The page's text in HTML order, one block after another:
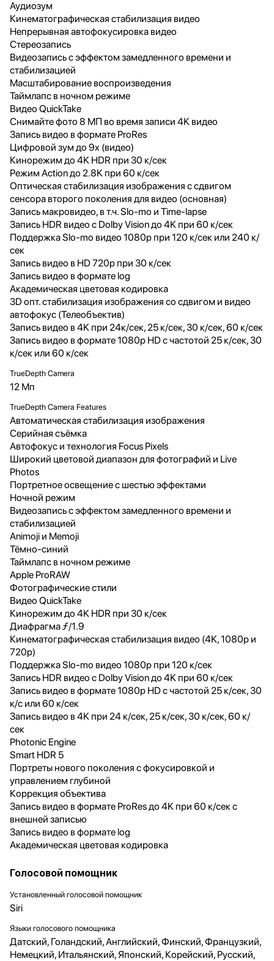
Аудиозум
Кинематографическая стабилизация видео
Непрерывная автофокусировка видео
Стереозапись
Видеозапись с эффектом замедленного времени и
стабилизацией
Масштабирование воспроизведения
Таймлапс в ночном режиме
Видео QuickTake
Снимайте фото 8 МП во время записи 4K видео
Запись видео в формате ProRes
Цифровой зум до 9x (видео)
Кинорежим до 4K HDR при 30 к/сек
Режим Action до 2.8K при 60 к/сек
Оптическая стабилизация изображения с сдвигом
сенсора второго поколения для видео (основная)
Запись макровидео, в т.ч. Slo-mo и Time-lapse
Запись HDR видео с Dolby Vision до 4K при 60 к/сек
Поддержка Slo‑mo видео 1080p при 120 к/сек или 240 к/
сек
Запись видео в HD 720p при 30 к/сек
Запись видео в формате log
Академическая цветовая кодировка
3D опт. стабилизация изображения со сдвигом и видео
автофокус (Телеобъектив)
Запись видео в 4K при 24к/сек, 25 к/сек, 30 к/сек, 60 к/сек
Запись видео в формате 1080p HD с частотой 25 к/сек, 30
к/сек или 60 к/сек
TrueDepth Camera
12 Мп
TrueDepth Camera Features
Автоматическая стабилизация изображения
Серийная съëмка
Автофокус и технология Focus Pixels
Широкий цветовой диапазон для фотографий и Live
Photos
Портретное освещение с шестью эффектами
Ночной режим
Видеозапись с эффектом замедленного времени и
стабилизацией
Animoji и Memoji
Тёмно-синий
Таймлапс в ночном режиме
Apple ProRAW
Фотографические стили
Видео QuickTake
Кинорежим до 4K HDR при 30 к/сек
Диафрагма ƒ/1.9
Кинематографическая стабилизация видео (4K, 1080p и
720p)
Поддержка Slo‑mo видео 1080p при 120 к/сек
Запись HDR видео с Dolby Vision до 4K при 60 к/сек
Запись видео в формате 1080p HD с частотой 25 к/сек, 30
к/с или 60 к/сек
Запись видео в 4K при 24 к/сек, 25 к/сек, 30 к/сек, 60 к/
сек
Photonic Engine
Smart HDR 5
Портреты нового поколения с фокусировкой и
управлением глубиной
Коррекция объектива
Запись видео в формате ProRes до 4K при 60 к/сек с
внешней записью
Запись видео в формате log
Академическая цветовая кодировка
Голосовой помощник
Установленный голосовой помощник
Siri
Языки голосового помощника
Датский, Голандский, Английский, Финский, Французкий,
Немецкий, Итальянский, Японский, Корейский, Русский,